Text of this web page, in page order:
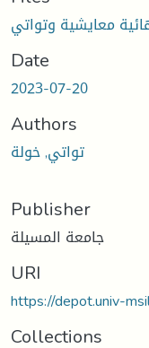
Date
2023-07-20
Authors
تواتي, خولة
Publisher
جامعة المسيلة
URI
https://depot.univ-
Collections